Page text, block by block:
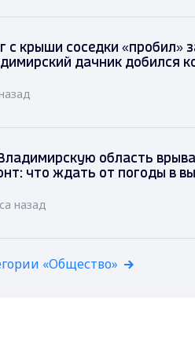
с крыши соседки «пробил»
дачник добился
область
что ждать от погоды в
назад
«Общество»